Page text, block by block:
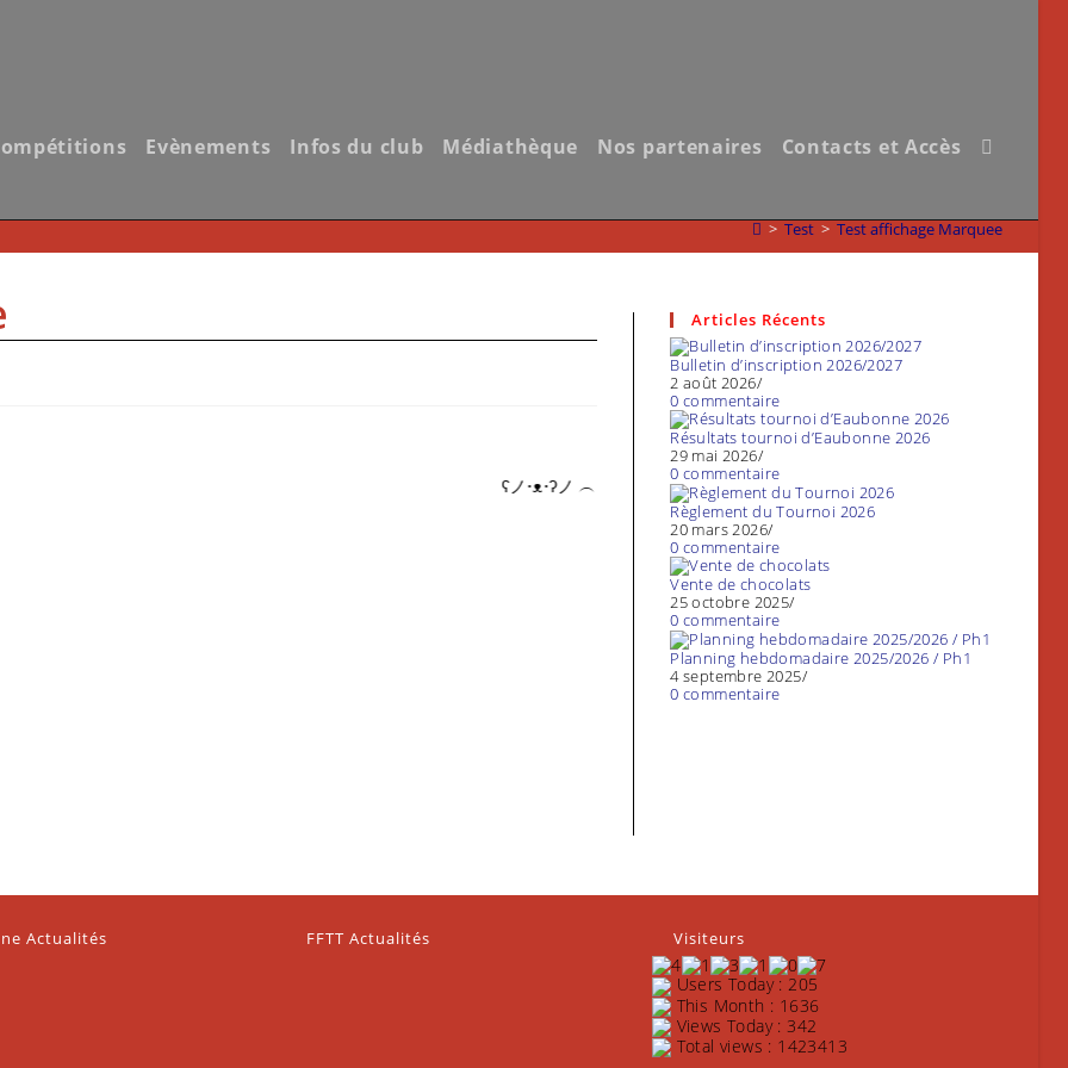
Evènements Infos du club Médiathèque Nos partenaires Contacts et Accès Toggle
search
> Test > Test affichage Marquee
ʕノ•ᴥ•ʔノ ︵ ┻━┻
Articles Récents
Bulletin d’inscription 2026/2027
2 août 2026/
0 commentaire
Résultats tournoi d’Eaubonne 2026
29 mai 2026/
0 commentaire
Règlement du Tournoi 2026
20 mars 2026/
0 commentaire
Vente de chocolats
25 octobre 2025/
0 commentaire
Planning hebdomadaire 2025/2026 / Ph1
4 septembre 2025/
0 commentaire
Actualités FFTT Actualités Visiteurs
Users Today : 205
This Month : 1636
Views Today : 342
Total views : 1423413